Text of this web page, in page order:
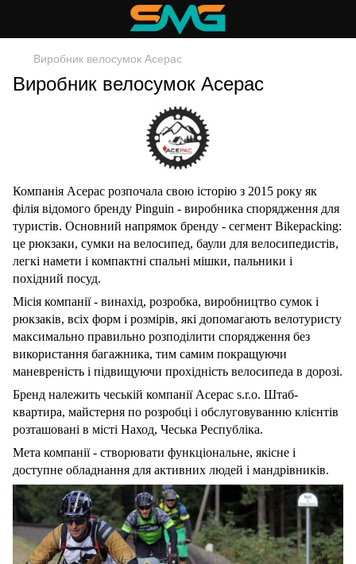
Виробник велосумок Acepac
Виробник велосумок Acepac
Компанія Acepac розпочала свою історію з 2015 року як
філія відомого бренду Pinguin - виробника спорядження для
туристів. Основний напрямок бренду - сегмент Bikepacking:
це рюкзаки, сумки на велосипед, баули для велосипедистів,
легкі намети і компактні спальні мішки, пальники і
похідний посуд.
Місія компанії - винахід, розробка, виробництво сумок і
рюкзаків, всіх форм і розмірів, які допомагають велотуристу
максимально правильно розподілити спорядження без
використання багажника, тим самим покращуючи
маневреність і підвищуючи прохідність велосипеда в дорозі.
Бренд належить чеській компанії Acepac s.r.o. Штаб-
квартира, майстерня по розробці і обслуговуванню клієнтів
розташовані в місті Наход, Чеська Республіка.
Мета компанії - створювати функціональне, якісне і
доступне обладнання для активних людей і мандрівників.